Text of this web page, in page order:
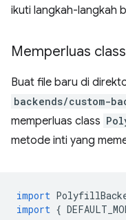
ikuti langkah-langkah
Memperluas
Buat file baru di
backends/custom-
memperluas class
metode inti yang
import
import {